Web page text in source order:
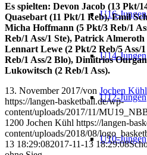
U16-Jungen
U14-Jungen
U12-Jungen
U10-Jungen
Es spielten: Devon Jacob (13 Pkt/
Quasebart (11 Pkt/1 Reb), Emil
Micha Hoffmann (5 Pkt/3 Reb/1
Reb/1 Ass/1 Ste), Patrick
Lennart Lewe (2 Pkt/2 Reb/5 Ass/
Reb/1 Ass/2 Blo), Dimitrios
Lukowitsch (2 Reb/1 Ass).
13. November 2017/von Jochen Kühl
https://langen-basketball.de/wp-
content/uploads/2017/11/
1200 Jochen Kühl https://langen-
content/uploads/2018/08/
13 18:29:082017-11-13 18:29:08